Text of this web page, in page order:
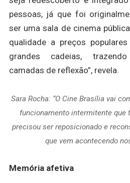
pessoas, já que foi
ser uma sala de cinema
qualidade a preços
grandes cadeias,
camadas de reflexão”, revela.
Sara Rocha: “O Cine Brasília vai
funcionamento intermitente que
precisou ser reposicionado e
que vem acontecendo
Memória afetiva